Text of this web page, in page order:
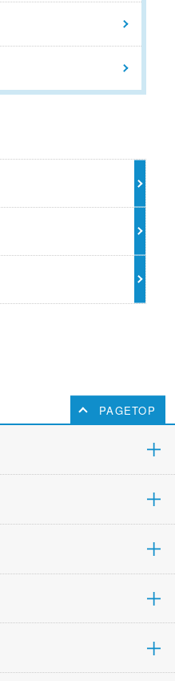
PAGETOP